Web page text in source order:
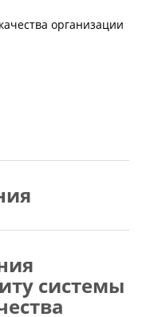
организации
системы